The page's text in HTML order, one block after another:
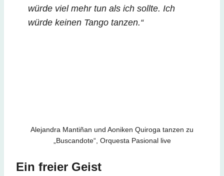
würde viel mehr tun als ich sollte. Ich
würde keinen Tango tanzen.“
Alejandra Mantiñan und Aoniken Quiroga tanzen zu
„Buscandote“, Orquesta Pasional live
Ein freier Geist